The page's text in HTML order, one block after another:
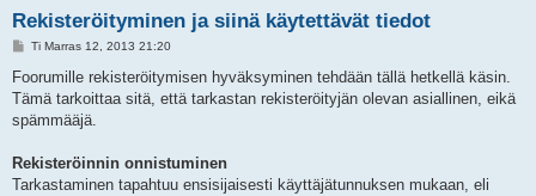
Rekisteröityminen ja siinä käytettävät tiedot
V
e
t
i
Ti Marras 12, 2013 21:20
Foorumille rekisteröitymisen hyväksyminen tehdään tällä hetkellä käsin.
Tämä tarkoittaa sitä, että tarkastan rekisteröityjän olevan asiallinen, eikä
spämmääjä.
Rekisteröinnin onnistuminen
Tarkastaminen tapahtuu ensisijaisesti käyttäjätunnuksen mukaan, eli